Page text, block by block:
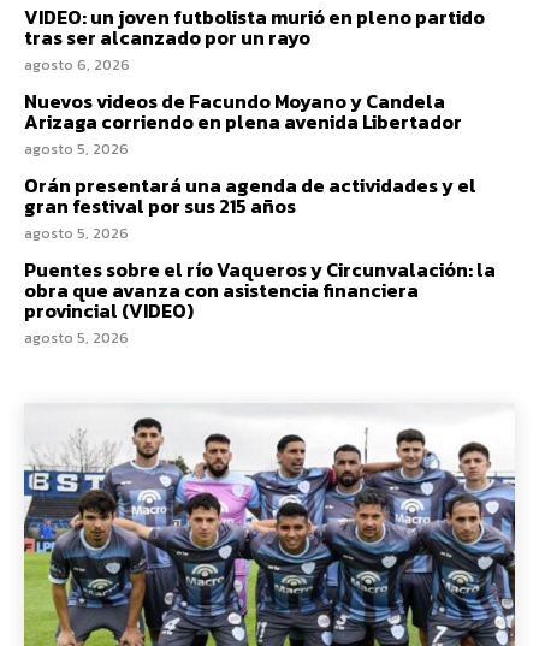
VIDEO: un joven futbolista murió en pleno partido
tras ser alcanzado por un rayo
agosto 6, 2026
Nuevos videos de Facundo Moyano y Candela
Arizaga corriendo en plena avenida Libertador
agosto 5, 2026
Orán presentará una agenda de actividades y el
gran festival por sus 215 años
agosto 5, 2026
Puentes sobre el río Vaqueros y Circunvalación: la
obra que avanza con asistencia financiera
provincial (VIDEO)
agosto 5, 2026